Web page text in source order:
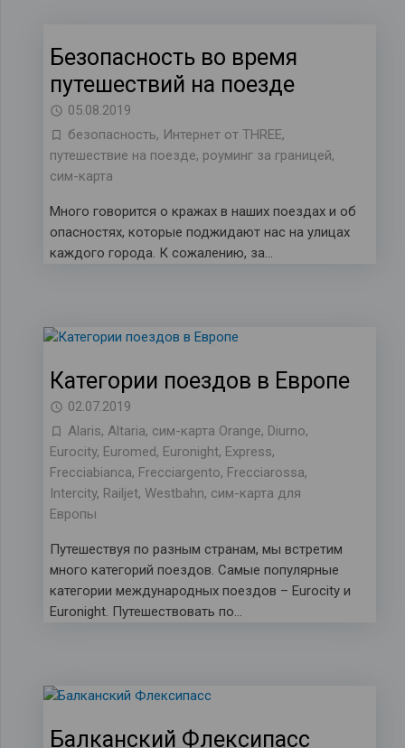
Безопасность во время
путешествий на поезде
05.08.2019
безопасность, Интернет от THREE,
путешествие на поезде, роуминг за границей,
сим-карта
Много говорится о кражах в наших поездах и об
опасностях, которые поджидают нас на улицах
каждого города. К сожалению, за…
Категории поездов в Европе
02.07.2019
Alaris, Altaria, cим-карта Orange, Diurno,
Eurocity, Euromed, Euronight, Express,
Frecciabianca, Frecciargento, Frecciarossa,
Intercity, Railjet, Westbahn, сим-карта для
Европы
Путешествуя по разным странам, мы встретим
много категорий поездов. Самые популярные
категории международных поездов – Eurocity и
Euronight. Путешествовать по…
Балканский Флексипасс